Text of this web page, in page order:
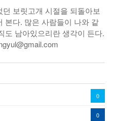
보릿고개 시절을 되돌아보
본다. 많은 사람들이 나와 같
도 남아있으리란 생각이 든다.
0
0